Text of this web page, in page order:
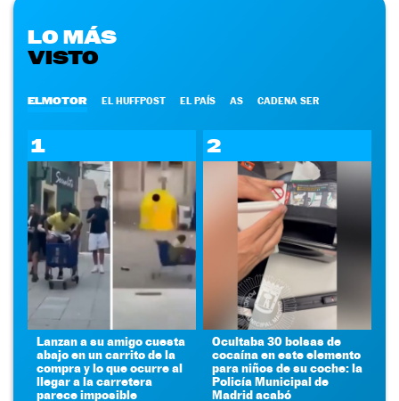
LO MÁS
VISTO
ELMOTOR EL HUFFPOST EL PAÍS AS CADENA SER
1
Lanzan a su amigo cuesta
abajo en un carrito de la
compra y lo que ocurre al
llegar a la carretera
parece imposible
2
Ocultaba 30 bolsas de
cocaína en este elemento
para niños de su coche: la
Policía Municipal de
Madrid acabó